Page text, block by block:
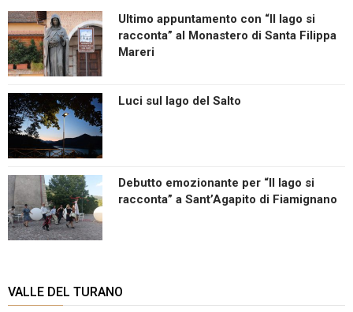
Ultimo appuntamento con “Il lago si
racconta” al Monastero di Santa Filippa
Mareri
Luci sul lago del Salto
Debutto emozionante per “Il lago si
racconta” a Sant’Agapito di Fiamignano
VALLE DEL TURANO